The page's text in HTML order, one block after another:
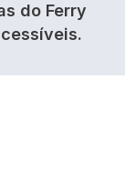
do Ferry